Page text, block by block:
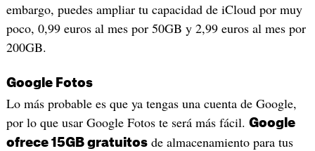
embargo, puedes ampliar tu capacidad de iCloud por muy
poco, 0,99 euros al mes por 50GB y 2,99 euros al mes por
200GB.
Google Fotos
Lo más probable es que ya tengas una cuenta de Google,
por lo que usar Google Fotos te será más fácil. Google
ofrece 15GB gratuitosde almacenamiento para tus